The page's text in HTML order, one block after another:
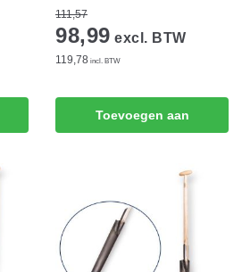
111,57
98,99 excl. BTW
119,78 incl. BTW
Toevoegen aan